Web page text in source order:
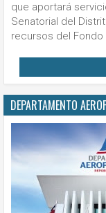
que aportará
Senatorial del
recursos del Fondo
DEPARTAMENTO